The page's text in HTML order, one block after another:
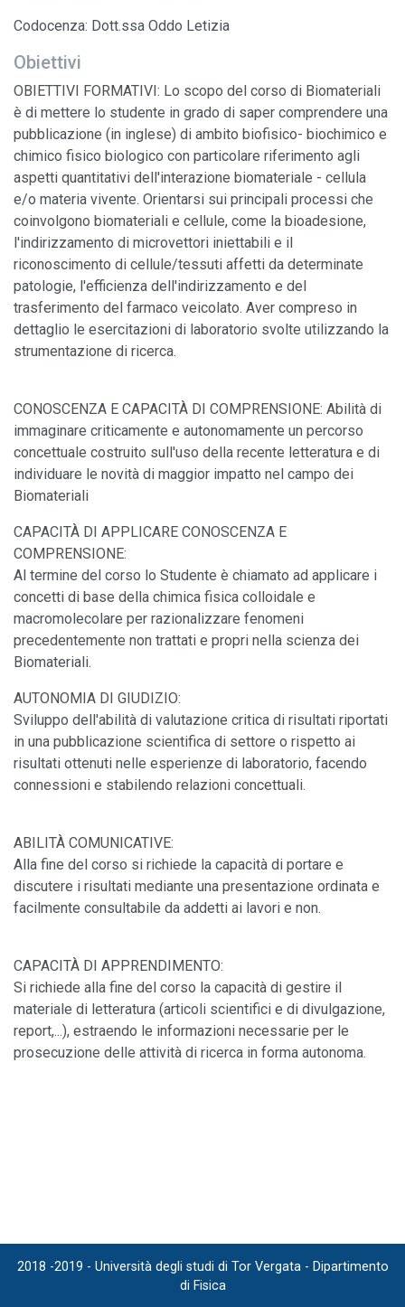
Codocenza: Dott.ssa Oddo Letizia
Obiettivi
OBIETTIVI FORMATIVI: Lo scopo del corso di Biomateriali
è di mettere lo studente in grado di saper comprendere una
pubblicazione (in inglese) di ambito biofisico- biochimico e
chimico fisico biologico con particolare riferimento agli
aspetti quantitativi dell'interazione biomateriale - cellula
e/o materia vivente. Orientarsi sui principali processi che
coinvolgono biomateriali e cellule, come la bioadesione,
l'indirizzamento di microvettori iniettabili e il
riconoscimento di cellule/tessuti affetti da determinate
patologie, l'efficienza dell'indirizzamento e del
trasferimento del farmaco veicolato. Aver compreso in
dettaglio le esercitazioni di laboratorio svolte utilizzando la
strumentazione di ricerca.
CONOSCENZA E CAPACITÀ DI COMPRENSIONE: Abilità di
immaginare criticamente e autonomamente un percorso
concettuale costruito sull'uso della recente letteratura e di
individuare le novità di maggior impatto nel campo dei
Biomateriali
CAPACITÀ DI APPLICARE CONOSCENZA E
COMPRENSIONE:
Al termine del corso lo Studente è chiamato ad applicare i
concetti di base della chimica fisica colloidale e
macromolecolare per razionalizzare fenomeni
precedentemente non trattati e propri nella scienza dei
Biomateriali.
AUTONOMIA DI GIUDIZIO:
Sviluppo dell'abilità di valutazione critica di risultati riportati
in una pubblicazione scientifica di settore o rispetto ai
risultati ottenuti nelle esperienze di laboratorio, facendo
connessioni e stabilendo relazioni concettuali.
ABILITÀ COMUNICATIVE:
Alla fine del corso si richiede la capacità di portare e
discutere i risultati mediante una presentazione ordinata e
facilmente consultabile da addetti ai lavori e non.
CAPACITÀ DI APPRENDIMENTO:
Si richiede alla fine del corso la capacità di gestire il
materiale di letteratura (articoli scientifici e di divulgazione,
report,...), estraendo le informazioni necessarie per le
prosecuzione delle attività di ricerca in forma autonoma.
2018 -2019 - Università degli studi di Tor Vergata - Dipartimento
di Fisica